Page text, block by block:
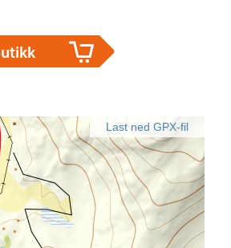
Last ned GPX-fil